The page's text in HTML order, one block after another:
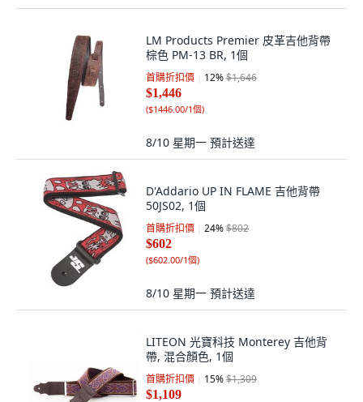
LM Products Premier 皮革吉他背帶
棕色 PM-13 BR, 1個
首購折扣價 12%$1,646
$1,446
($1446.00/1個)
8/10 星期一 預計送達
D'Addario UP IN FLAME 吉他背帶
50JS02, 1個
首購折扣價 24%$802
$602
($602.00/1個)
8/10 星期一 預計送達
LITEON 光寶科技 Monterey 吉他背
帶, 混合顏色, 1個
首購折扣價 15%$1,309
$1,109